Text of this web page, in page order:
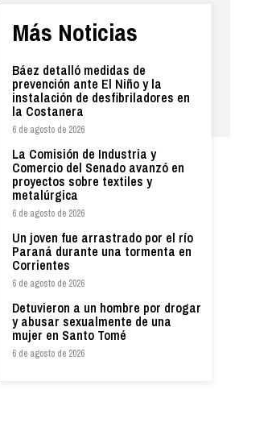
Más Noticias
Báez detalló medidas de
prevención ante El Niño y la
instalación de desfibriladores en
la Costanera
6 de agosto de 2026
La Comisión de Industria y
Comercio del Senado avanzó en
proyectos sobre textiles y
metalúrgica
6 de agosto de 2026
Un joven fue arrastrado por el río
Paraná durante una tormenta en
Corrientes
6 de agosto de 2026
Detuvieron a un hombre por drogar
y abusar sexualmente de una
mujer en Santo Tomé
6 de agosto de 2026